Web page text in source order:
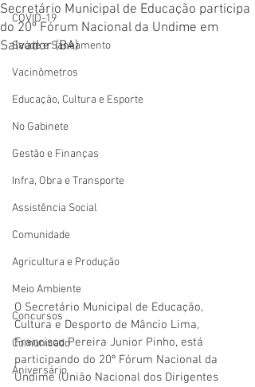
COVID-19
Saúde e Saneamento
Vacinômetros
Educação, Cultura e Esporte
No Gabinete
Gestão e Finanças
Infra, Obra e Transporte
Assistência Social
Comunidade
Agricultura e Produção
Meio Ambiente
Concursos
Comunicado
Aniversário
Secretário Municipal de Educação participa
do 20º Fórum Nacional da Undime em
Salvador (BA)
O Secretário Municipal de Educação,
Cultura e Desporto de Mâncio Lima,
Francisco Pereira Junior Pinho, está
participando do 20º Fórum Nacional da
Undime (União Nacional dos Dirigentes